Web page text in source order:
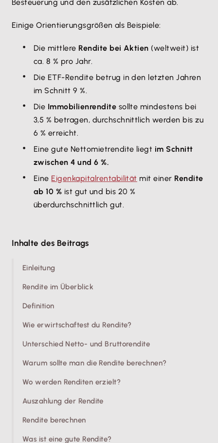
Besteuerung und den zusätzlichen Kosten ab.
Einige Orientierungsgrößen als Beispiele:
Die mittlere Rendite bei Aktien (weltweit) ist
ca. 8 % pro Jahr.
Die ETF-Rendite betrug in den letzten Jahren
im Schnitt 9 %.
Die Immobilienrendite sollte mindestens bei
3,5 % betragen, durchschnittlich werden bis zu
6 % erreicht.
Eine gute Nettomietrendite liegt im Schnitt
zwischen 4 und 6 %.
Eine Eigenkapitalrentabilität mit einer Rendite
ab 10 % ist gut und bis 20 %
überdurchschnittlich gut.
Inhalte des Beitrags
Einleitung
Rendite im Überblick
Definition
Wie erwirtschaftest du Rendite?
Unterschied Netto- und Bruttorendite
Warum sollte man die Rendite berechnen?
Wo werden Renditen erzielt?
Auszahlung der Rendite
Rendite berechnen
Was ist eine gute Rendite?